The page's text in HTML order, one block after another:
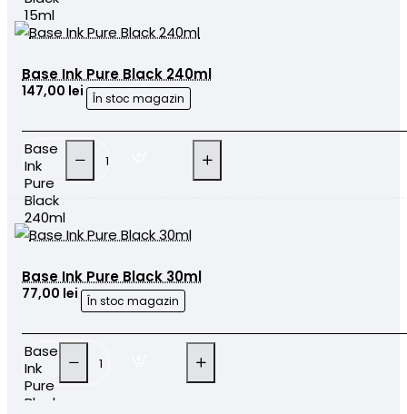
15ml
Base Ink Pure Black 240ml
În stoc magazin
147,00 lei
Base
Ink
Pure
Black
240ml
Base Ink Pure Black 30ml
În stoc magazin
77,00 lei
Base
Ink
Pure
Black